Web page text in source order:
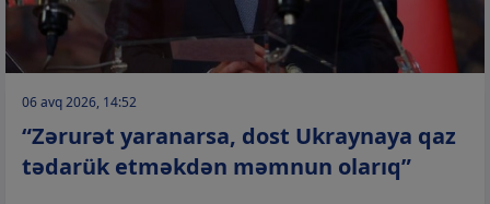
06 avq 2026, 14:52
“Zərurət yaranarsa, dost Ukraynaya qaz
tədarük etməkdən məmnun olarıq”